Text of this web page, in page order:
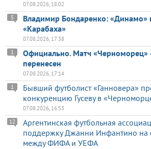
07.08.2026, 18:02
Владимир Бондаренко: «Динамо»
«Карабаха»
5
07.08.2026, 17:38
Официально. Матч «Черноморец»
перенесен
1
07.08.2026, 17:14
Бывший футболист «Ганновера»
конкуренцию Гусеву в
1
07.08.2026, 16:53
Аргентинская футбольная
поддержку Джанни Инфантино на
между ФИФА и УЕФА
12